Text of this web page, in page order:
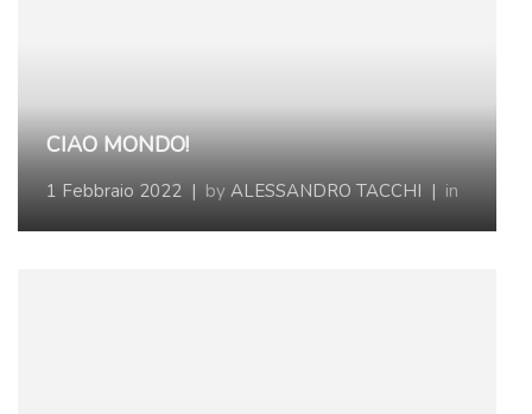
CIAO MONDO!
1 Febbraio 2022 | by ALESSANDRO TACCHI | in